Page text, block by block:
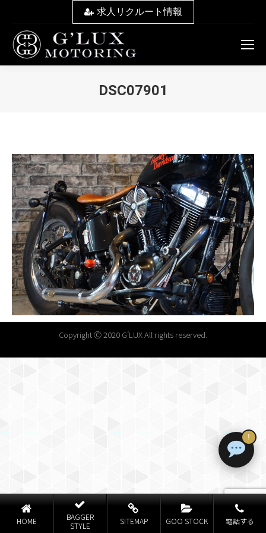
求人リクルート情報
DSC07901
Copyright Ⓒ 2020 G’LUX All rights reserved.
HOME
BAGGER
STYLE
SITEMAP GOO STOCK 電話する
!